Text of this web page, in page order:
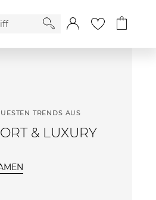
TRENDS AUS
& LUXURY